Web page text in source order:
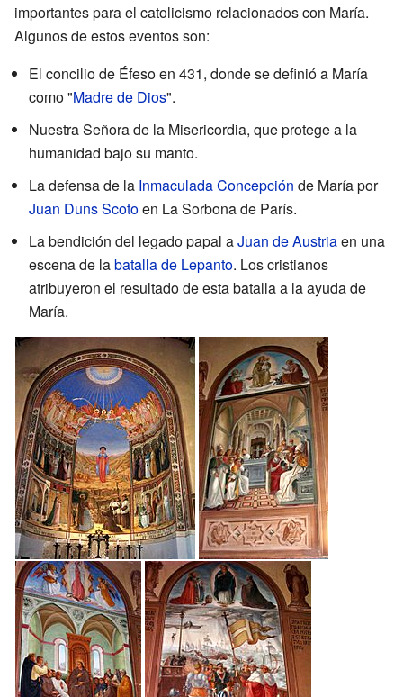
importantes para el catolicismo relacionados con María.
Algunos de estos eventos son:
El concilio de Éfeso en 431, donde se definió a María
como "Madre de Dios".
Nuestra Señora de la Misericordia, que protege a la
humanidad bajo su manto.
La defensa de la Inmaculada Concepción de María por
Juan Duns Scotoen La Sorbona de París.
La bendición del legado papal aJuan de Austriaen una
escena de labatalla de Lepanto. Los cristianos
atribuyeron el resultado de esta batalla a la ayuda de
María.